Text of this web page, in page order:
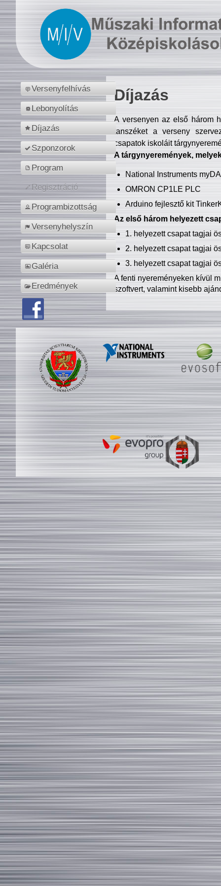
Versenyfelhívás
Lebonyolítás
Díjazás
Szponzorok
Program
Regisztráció
Programbizottság
Versenyhelyszín
Kapcsolat
Galéria
Eredmények
Díjazás
A versenyen az első három
tanszéket a verseny
csapatok iskoláit
A tárgynyeremények,
National Instruments
OMRON CP1LE PLC
Arduino fejlesztő kit
Az első három helyezett
1. helyezett csapat tagjai
2. helyezett csapat tagjai
3. helyezett csapat tagjai
A fenti nyereményeken kívül
szoftvert, valamint kisebb